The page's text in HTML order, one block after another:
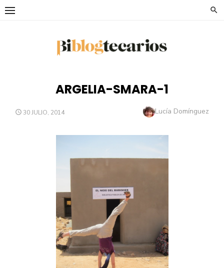
Saltar
ARGELIA-SMARA-1
PUBLICADO
30 JULIO, 2014 Autor
Lucía Domínguez